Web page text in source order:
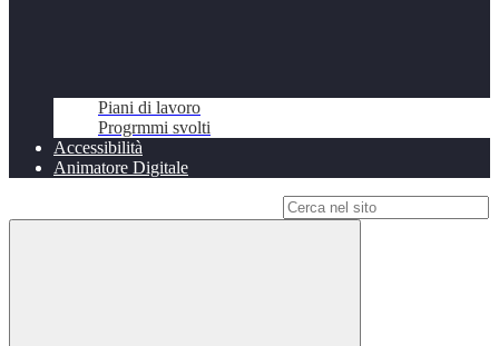
Piani di lavoro
Progrmmi svolti
Accessibilità
Animatore Digitale